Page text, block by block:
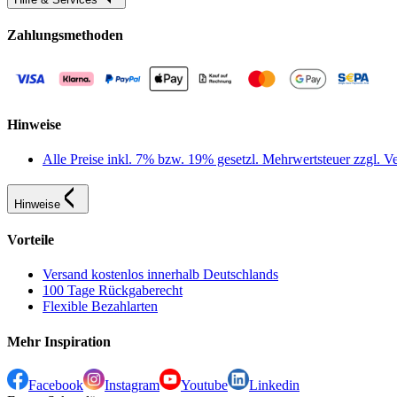
Zahlungsmethoden
Hinweise
Alle Preise inkl. 7% bzw. 19% gesetzl. Mehrwertsteuer zzgl.
Hinweise
Vorteile
Versand kostenlos innerhalb Deutschlands
100 Tage Rückgaberecht
Flexible Bezahlarten
Mehr Inspiration
Facebook Instagram Youtube
Linkedin